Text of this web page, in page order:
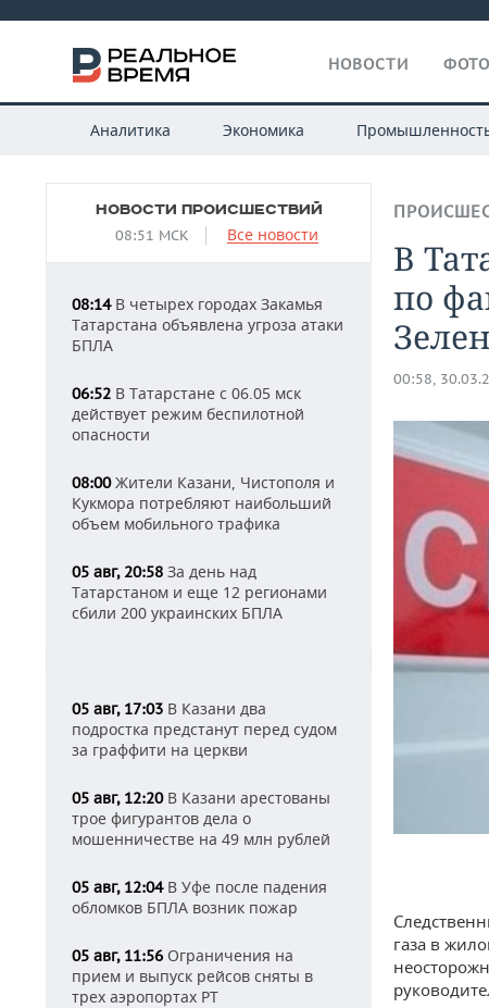
НОВОСТИ
Аналитика Экономика
НОВОСТИ ПРОИСШЕСТВИЙ
08:51 МСК Все новости
08:14В четырех городах Закамья
Татарстана объявлена угроза атаки
БПЛА
06:52 В Татарстане с 06.05 мск
действует режим беспилотной
опасности
08:00Жители Казани, Чистополя и
Кукмора потребляют наибольший
объем мобильного трафика
05 авг, 20:58 За день над
Татарстаном и еще 12 регионами
сбили 200 украинских БПЛА
05 авг, 17:03 В Казани два
подростка предстанут перед судом
за граффити на церкви
05 авг, 12:20В Казани арестованы
трое фигурантов дела о
мошенничестве на 49 млн рублей
05 авг, 12:04В Уфе после падения
обломков БПЛА возник пожар
05 авг, 11:56 Ограничения на
прием и выпуск рейсов сняты в
трех аэропортах РТ
В
по
00:58,
газа в